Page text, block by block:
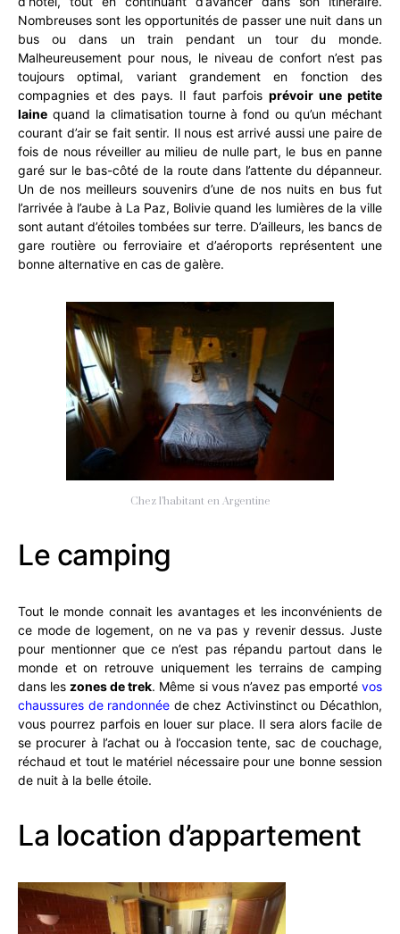
Nombreuses sont les opportunités de passer une nuit dans un
bus ou dans un train pendant un tour du monde.
Malheureusement pour nous, le niveau de confort n’est pas
toujours optimal, variant grandement en fonction des
compagnies et des pays. Il faut parfois prévoir une petite
laine quand la climatisation tourne à fond ou qu’un méchant
courant d’air se fait sentir. Il nous est arrivé aussi une paire de
fois de nous réveiller au milieu de nulle part, le bus en panne
garé sur le bas-côté de la route dans l’attente du dépanneur.
Un de nos meilleurs souvenirs d’une de nos nuits en bus fut
l’arrivée à l’aube à La Paz, Bolivie quand les lumières de la ville
sont autant d’étoiles tombées sur terre. D’ailleurs, les bancs de
gare routière ou ferroviaire et d’aéroports représentent une
bonne alternative en cas de galère.
Chez l’habitant en Argentine
Le camping
Tout le monde connait les avantages et les inconvénients de
ce mode de logement, on ne va pas y revenir dessus. Juste
pour mentionner que ce n’est pas répandu partout dans le
monde et on retrouve uniquement les terrains de camping
dans leszones de trek. Même si vous n’avez pas emportévos
chaussures de randonnée de chez Activinstinct ou Décathlon,
vous pourrez parfois en louer sur place. Il sera alors facile de
se procurer à l’achat ou à l’occasion tente, sac de couchage,
réchaud et tout le matériel nécessaire pour une bonne session
de nuit à la belle étoile.
La location d’appartement